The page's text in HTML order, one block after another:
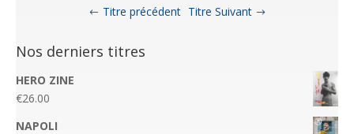
Titre précédent Titre Suivant
Nos derniers titres
HERO ZINE
€26.00
NAPOLI